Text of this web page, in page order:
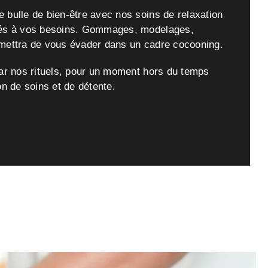
bulle de bien-être avec nos soins de relaxation
à vos besoins. Gommages, modelages,
de vous évader dans un cadre cocooning.
nos rituels, pour un moment hors du temps
de soins et de détente.